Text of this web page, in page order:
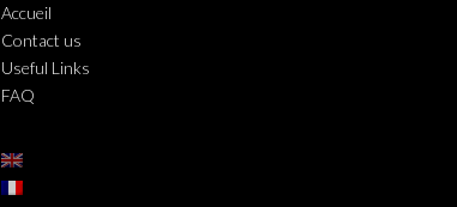
Accueil
Contact us
Useful Links
FAQ